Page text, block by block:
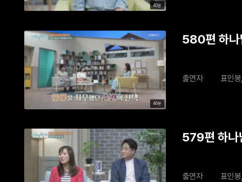
40분
40분
580편 하나
출연자 표인
579편 하나
출연자 표인